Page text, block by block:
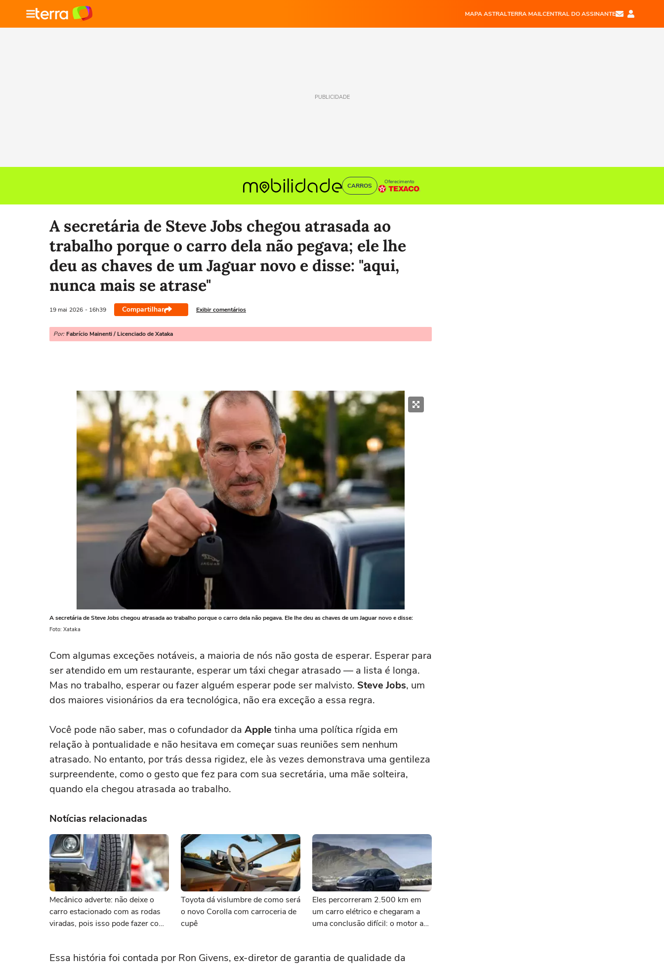
MAPA ASTRALTERRA MAILCENTRAL DO ASSINANTE
PUBLICIDADE
CARROS
Oferecimento
A secretária de Steve Jobs chegou atrasada ao
trabalho porque o carro dela não pegava; ele lhe
deu as chaves de um Jaguar novo e disse: "aqui,
nunca mais se atrase"
19 mai 2026 - 16h39 Compartilhar Exibir comentários
Por: Fabrício Mainenti / Licenciado de Xataka
A secretária de Steve Jobs chegou atrasada ao trabalho porque o carro dela não pegava. Ele lhe deu as chaves de um Jaguar novo e disse:
Foto: Xataka
Com algumas exceções notáveis, a maioria de nós não gosta de esperar. Esperar para
ser atendido em um restaurante, esperar um táxi chegar atrasado — a lista é longa.
Mas no trabalho, esperar ou fazer alguém esperar pode ser malvisto. Steve Jobs, um
dos maiores visionários da era tecnológica, não era exceção a essa regra.
Você pode não saber, mas o cofundador da Apple tinha uma política rígida em
relação à pontualidade e não hesitava em começar suas reuniões sem nenhum
atrasado. No entanto, por trás dessa rigidez, ele às vezes demonstrava uma gentileza
surpreendente, como o gesto que fez para com sua secretária, uma mãe solteira,
quando ela chegou atrasada ao trabalho.
Notícias relacionadas
Mecânico adverte: não deixe o
carro estacionado com as rodas
viradas, pois isso pode fazer com
Toyota dá vislumbre de como será
o novo Corolla com carroceria de
cupê
Eles percorreram 2.500 km em
um carro elétrico e chegaram a
uma conclusão difícil: o motor a
Essa história foi contada por Ron Givens, ex-diretor de garantia de qualidade da